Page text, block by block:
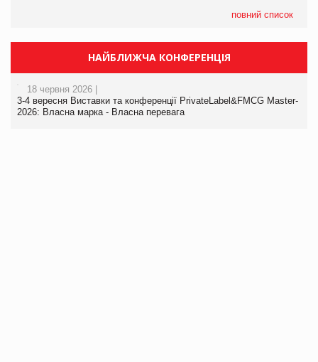
повний список
НАЙБЛИЖЧА КОНФЕРЕНЦІЯ
18 червня 2026 |
3-4 вересня Виставки та конференції PrivateLabel&FMCG Master-
2026: Власна марка - Власна перевага